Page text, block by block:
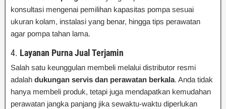
konsultasi mengenai pemilihan kapasitas pompa sesuai
ukuran kolam, instalasi yang benar, hingga tips perawatan
agar pompa tahan lama.
4. Layanan Purna Jual Terjamin
Salah satu keunggulan membeli melalui distributor resmi
adalah dukungan servis dan perawatan berkala. Anda tidak
hanya membeli produk, tetapi juga mendapatkan kemudahan
perawatan jangka panjang jika sewaktu-waktu diperlukan